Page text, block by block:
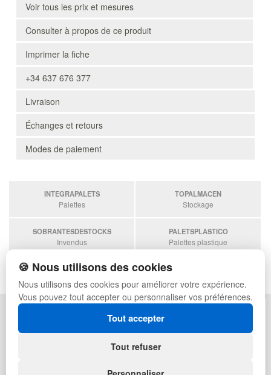
Voir tous les prix et mesures
Consulter à propos de ce produit
Imprimer la fiche
+34 637 676 377
Livraison
Échanges et retours
Modes de paiement
INTEGRAPALETS
Palettes
TOPALMACEN
Stockage
SOBRANTESDESTOCKS
Invendus
PALETSPLASTICO
Palettes plastique
ESTANTERIASKIT
Estanterias
POLITIQUE DE CONFIDENTIALITÉ
PLAN DU SITE
🍪 Nous utilisons des cookies
Nous utilisons des cookies pour améliorer votre expérience.
Vous pouvez tout accepter ou personnaliser vos préférences.
Tout accepter
Tout refuser